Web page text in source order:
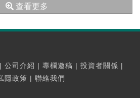
查看更多
| 公司介紹 | 專欄邀稿 | 投資者關係 |
隱政策 | 聯絡我們